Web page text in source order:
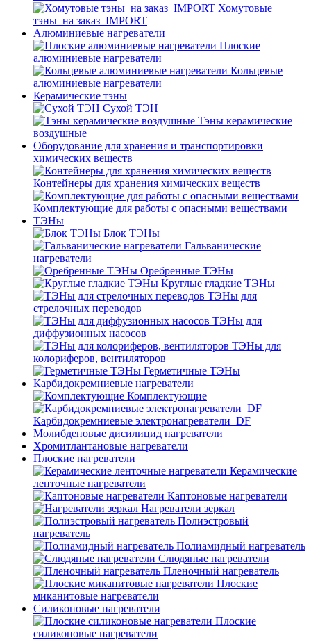
Хомутовые
тэны_на заказ_IMPORT
Алюминиевые нагреватели
Плоские
алюминиевые нагреватели
Кольцевые
алюминиевые нагреватели
Керамические тэны
Сухой ТЭН
Тэны керамические
воздушные
Оборудование для хранения и транспортировки
химических веществ
Контейнеры для хранения химических веществ
Комплектующие для работы с опасными веществами
ТЭНы
Блок ТЭНы
Гальванические
нагреватели
Оребренные ТЭНы
Круглые гладкие ТЭНы
ТЭНы для
стрелочных переводов
ТЭНы для
диффузионных насосов
ТЭНы для
колориферов, вентиляторов
Герметичные ТЭНы
Карбидокремниевые нагреватели
Комплектующие
Карбидокремниевые электронагреватели_DF
Молибденовые дисилицид нагреватели
Хромитлантановые нагреватели
Плоские нагреватели
Керамические
ленточные нагреватели
Каптоновые нагреватели
Нагреватели зеркал
Полиэстровый
нагреватель
Полиамидный нагреватель
Слюдяные нагреватели
Пленочный нагреватель
Плоские
миканитовые нагреватели
Силиконовые нагреватели
Плоские
силиконовые нагреватели